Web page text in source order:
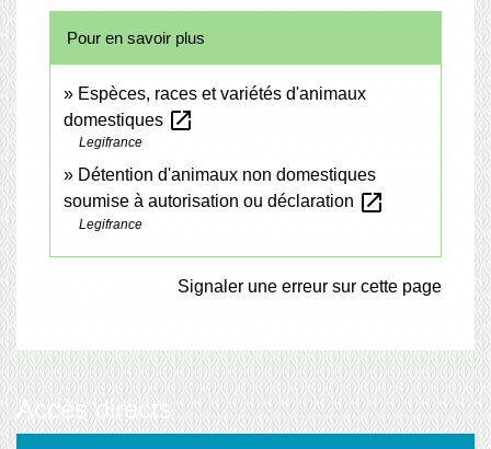
Pour en savoir plus
Espèces, races et variétés d'animaux
domestiques open_in_new
Legifrance
Détention d'animaux non domestiques
soumise à autorisation ou déclaration open_in_new
Legifrance
Signaler une erreur sur cette page
Accès directs